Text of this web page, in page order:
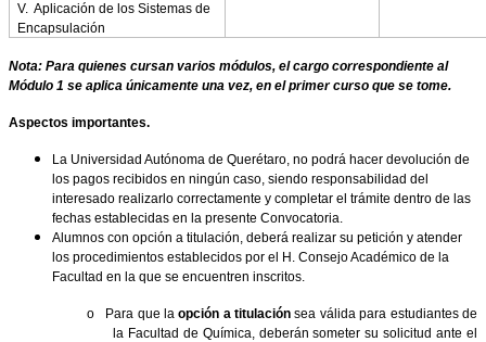
V. Aplicación de los Sistemas de
Encapsulación
Nota: Para quienes cursan varios módulos, el cargo correspondiente al
Módulo 1 se aplica únicamente una vez, en el primer curso que se tome.
Aspectos importantes.
La Universidad Autónoma de Querétaro, no podrá hacer devolución de
los pagos recibidos en ningún caso, siendo responsabilidad del
interesado realizarlo correctamente y completar el trámite dentro de las
fechas establecidas en la presente Convocatoria.
Alumnos con opción a titulación, deberá realizar su petición y atender
los procedimientos establecidos por el H. Consejo Académico de la
Facultad en la que se encuentren inscritos.
o Para que laopción a titulación sea válida para estudiantes de
la Facultad de Química, deberán someter su solicitud ante el